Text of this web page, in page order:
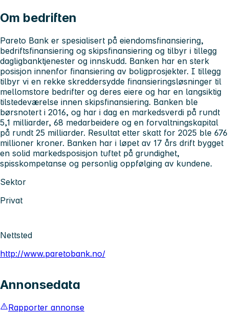
Om bedriften
Pareto Bank er spesialisert på eiendomsfinansiering,
bedriftsfinansiering og skipsfinansiering og tilbyr i tillegg
dagligbanktjenester og innskudd. Banken har en sterk
posisjon innenfor finansiering av boligprosjekter. I tillegg
tilbyr vi en rekke skreddersydde finansieringsløsninger til
mellomstore bedrifter og deres eiere og har en langsiktig
tilstedeværelse innen skipsfinansiering. Banken ble
børsnotert i 2016, og har i dag en markedsverdi på rundt
5,1 milliarder, 68 medarbeidere og en forvaltningskapital
på rundt 25 milliarder. Resultat etter skatt for 2025 ble 676
millioner kroner. Banken har i løpet av 17 års drift bygget
en solid markedsposisjon tuftet på grundighet,
spisskompetanse og personlig oppfølging av kundene.
Sektor
Privat
Nettsted
http://www.paretobank.no/
Annonsedata
Rapporter annonse